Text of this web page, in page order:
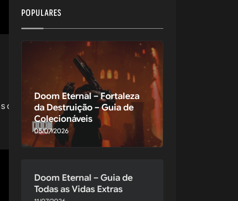
que irão testar
POPULARES
Doom Eternal – Fortaleza
da Destruição – Guia de
Colecionáveis
05/07/2026
Doom Eternal – Guia de
Todas as Vidas Extras